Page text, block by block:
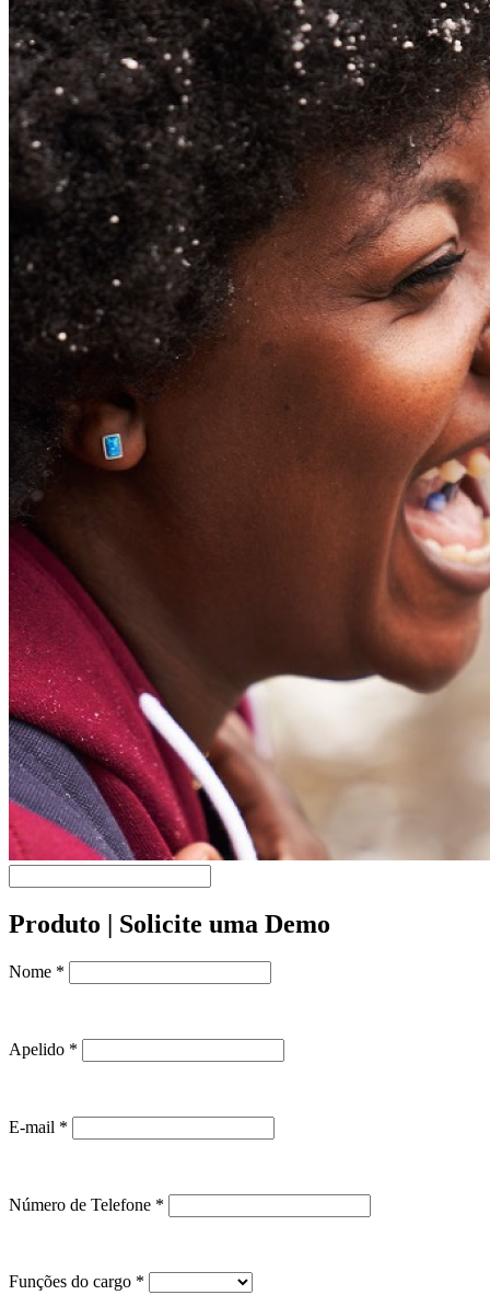
Produto | Solicite uma Demo
Nome *
Apelido *
E-mail *
Número de Telefone *
Funções do cargo *